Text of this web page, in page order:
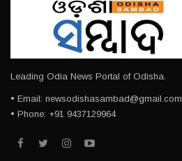
Leading Odia News Portal of Odisha.
• Email: newsodishasambad@gmail.com
• Phone: +91 9437129964